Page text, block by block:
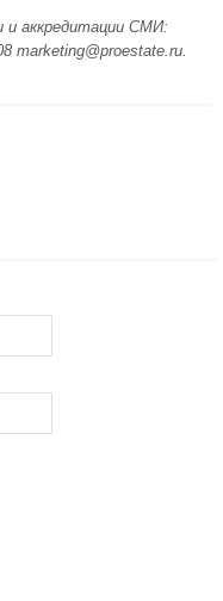
и аккредитации СМИ:
marketing@proestate.ru.